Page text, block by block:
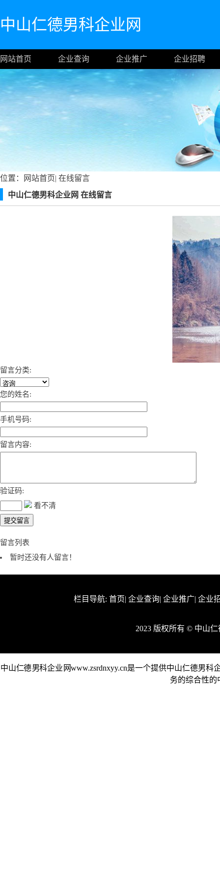
中山仁德男科企业网
网站首页 企业查询 企业推广 企业招聘
位置： 网站首页| 在线留言
中山仁德男科企业网 在线留言
留言分类:
您的姓名:
手机号码:
留言内容:
验证码:
看不清
留言列表
暂时还没有人留言！
栏目导航: 首页| 企业查询| 企业推广| 企业
2023 版权所有 © 中山
中山仁德男科企业网www.zsrdnxyy.cn是一个提供中山仁德男
务的综合性的